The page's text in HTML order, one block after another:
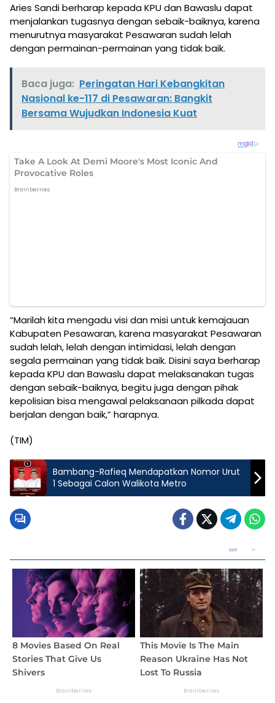
Aries Sandi berharap kepada KPU dan Bawaslu dapat
menjalankan tugasnya dengan sebaik-baiknya, karena
menurutnya masyarakat Pesawaran sudah lelah
dengan permainan-permainan yang tidak baik.
Baca juga: Peringatan Hari Kebangkitan
Nasional ke-117 di Pesawaran: Bangkit
Bersama Wujudkan Indonesia Kuat
“Marilah kita mengadu visi dan misi untuk kemajauan
Kabupaten Pesawaran, karena masyarakat Pesawaran
sudah lelah, lelah dengan intimidasi, lelah dengan
segala permainan yang tidak baik. Disini saya berharap
kepada KPU dan Bawaslu dapat melaksanakan tugas
dengan sebaik-baiknya, begitu juga dengan pihak
kepolisian bisa mengawal pelaksanaan pilkada dapat
berjalan dengan baik,” harapnya.
(TIM)
Bambang-Rafieq Mendapatkan Nomor Urut
1 Sebagai Calon Walikota Metro